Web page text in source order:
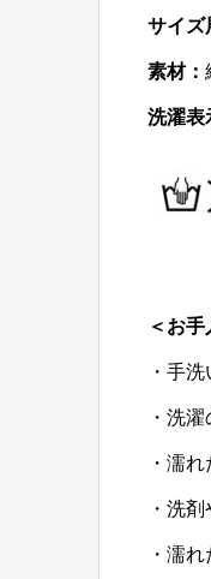
サイズ
素材：
洗濯表
＜お
・手
・洗
・濡
・洗
・濡